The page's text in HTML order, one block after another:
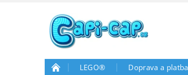
LEGO® Doprava a platba